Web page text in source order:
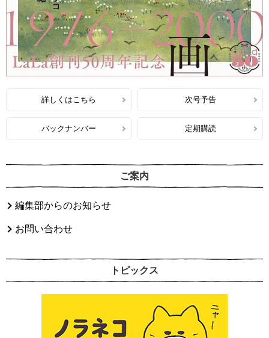
詳しくはこちら 次号予告
バックナンバー 定期購読
ご案内
編集部からのお知らせ
お問い合わせ
トピックス